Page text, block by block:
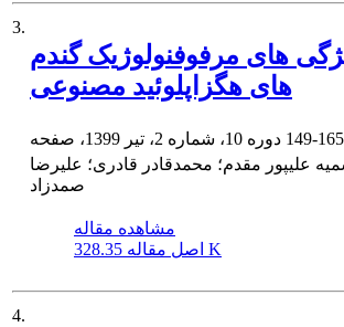
3.
های مرفوفنولوژیک گندم
های هگزاپلوئید مصنوعی
149-165
علیپور مقدم؛ محمدقادر قادری؛ علیرضا
صمدزاد
مشاهده مقاله
اصل مقاله 328.35 K
4.